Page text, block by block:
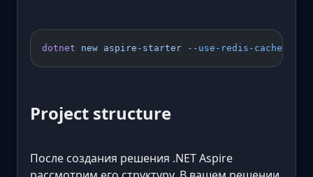
dotnet new aspire-starter --use-redis-cache
Project structure
После создания решения .NET Aspire